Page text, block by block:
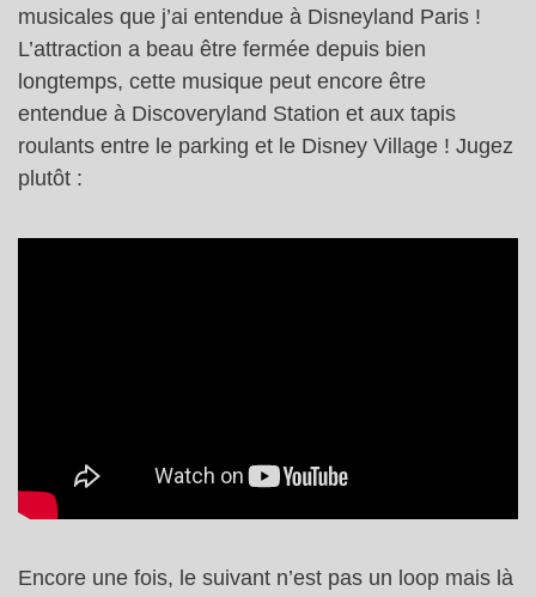
musicales que j’ai entendue à Disneyland Paris !
L’attraction a beau être fermée depuis bien
longtemps, cette musique peut encore être
entendue à Discoveryland Station et aux tapis
roulants entre le parking et le Disney Village ! Jugez
plutôt :
Encore une fois, le suivant n’est pas un loop mais là